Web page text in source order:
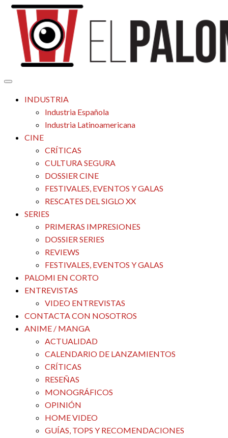
Saltar
contenido
El Palomitrón
Tu espacio de la industria de cine española y latinoamericana
INDUSTRIA
Industria Española
Industria Latinoamericana
CINE
CRÍTICAS
CULTURA SEGURA
DOSSIER CINE
FESTIVALES, EVENTOS Y GALAS
RESCATES DEL SIGLO XX
SERIES
PRIMERAS IMPRESIONES
DOSSIER SERIES
REVIEWS
FESTIVALES, EVENTOS Y GALAS
PALOMI EN CORTO
ENTREVISTAS
VIDEO ENTREVISTAS
CONTACTA CON NOSOTROS
ANIME / MANGA
ACTUALIDAD
CALENDARIO DE LANZAMIENTOS
CRÍTICAS
RESEÑAS
MONOGRÁFICOS
OPINIÓN
HOME VIDEO
GUÍAS, TOPS Y RECOMENDACIONES